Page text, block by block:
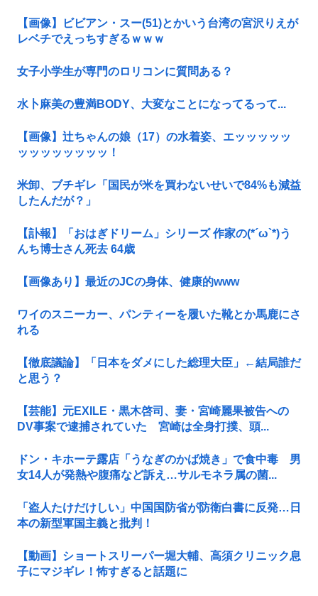
【画像】ビビアン・スー(51)とかいう台湾の宮沢りえが
レベチでえっちすぎるｗｗｗ
女子小学生が専門のロリコンに質問ある？
水卜麻美の豊満BODY、大変なことになってるって...
【画像】辻ちゃんの娘（17）の水着姿、エッッッッッ
ッッッッッッッッ！
米卸、ブチギレ「国民が米を買わないせいで84%も減益
したんだが？」
【訃報】「おはぎドリーム」シリーズ 作家の(*´ω`*)う
んち博士さん死去 64歳
【画像あり】最近のJCの身体、健康的www
ワイのスニーカー、パンティーを履いた靴とか馬鹿にさ
れる
【徹底議論】「日本をダメにした総理大臣」←結局誰だ
と思う？
【芸能】元EXILE・黒木啓司、妻・宮崎麗果被告への
DV事案で逮捕されていた 宮崎は全身打撲、頭...
ドン・キホーテ露店「うなぎのかば焼き」で食中毒 男
女14人が発熱や腹痛など訴え…サルモネラ属の菌...
「盗人たけだけしい」中国国防省が防衛白書に反発…日
本の新型軍国主義と批判！
【動画】ショートスリーパー堀大輔、高須クリニック息
子にマジギレ！怖すぎると話題に